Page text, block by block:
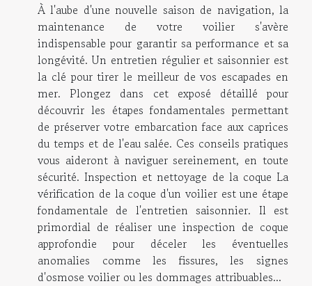
À l'aube d'une nouvelle saison de navigation, la
maintenance de votre voilier s'avère
indispensable pour garantir sa performance et sa
longévité. Un entretien régulier et saisonnier est
la clé pour tirer le meilleur de vos escapades en
mer. Plongez dans cet exposé détaillé pour
découvrir les étapes fondamentales permettant
de préserver votre embarcation face aux caprices
du temps et de l'eau salée. Ces conseils pratiques
vous aideront à naviguer sereinement, en toute
sécurité. Inspection et nettoyage de la coque La
vérification de la coque d'un voilier est une étape
fondamentale de l'entretien saisonnier. Il est
primordial de réaliser une inspection de coque
approfondie pour déceler les éventuelles
anomalies comme les fissures, les signes
d'osmose voilier ou les dommages attribuables...